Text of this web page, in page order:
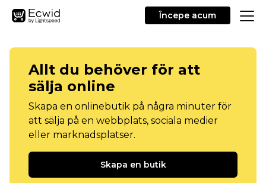
Începe acum
Allt du behöver för att
sälja online
Skapa en onlinebutik på några minuter för
att sälja på en webbplats, sociala medier
eller marknadsplatser.
Skapa en butik